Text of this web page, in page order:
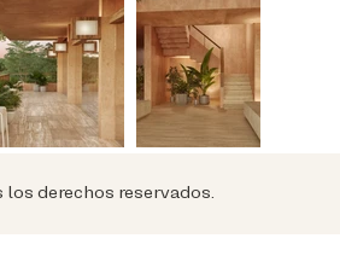
derechos reservados.